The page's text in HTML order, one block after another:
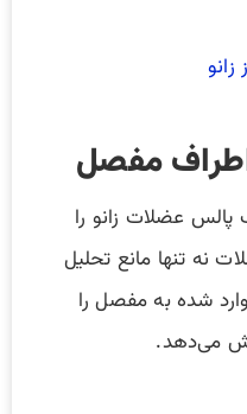
پالس عضلات زانو را
نه تنها مانع تحلیل
شده به مفصل را
می‌دهد.